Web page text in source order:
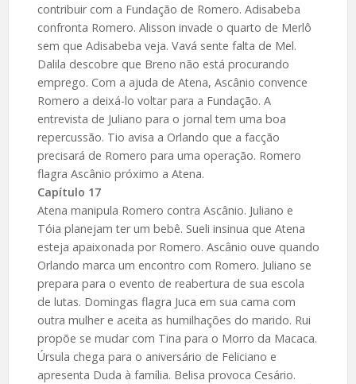
contribuir com a Fundação de Romero. Adisabeba
confronta Romero. Alisson invade o quarto de Merlô
sem que Adisabeba veja. Vavá sente falta de Mel.
Dalila descobre que Breno não está procurando
emprego. Com a ajuda de Atena, Ascânio convence
Romero a deixá-lo voltar para a Fundação. A
entrevista de Juliano para o jornal tem uma boa
repercussão. Tio avisa a Orlando que a facção
precisará de Romero para uma operação. Romero
flagra Ascânio próximo a Atena.
Capítulo 17
Atena manipula Romero contra Ascânio. Juliano e
Tóia planejam ter um bebê. Sueli insinua que Atena
esteja apaixonada por Romero. Ascânio ouve quando
Orlando marca um encontro com Romero. Juliano se
prepara para o evento de reabertura de sua escola
de lutas. Domingas flagra Juca em sua cama com
outra mulher e aceita as humilhações do marido. Rui
propõe se mudar com Tina para o Morro da Macaca.
Úrsula chega para o aniversário de Feliciano e
apresenta Duda à família. Belisa provoca Cesário.